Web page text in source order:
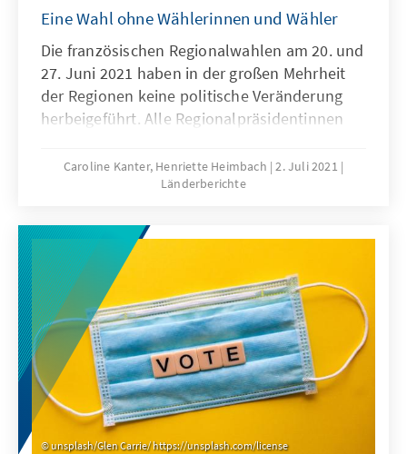
Eine Wahl ohne Wählerinnen und Wähler
Die französischen Regionalwahlen am 20. und
27. Juni 2021 haben in der großen Mehrheit
der Regionen keine politische Veränderung
herbeigeführt. Alle Regionalpräsidentinnen
im Amt bestätigt. Klarer Sieger der Wahl ist
das bürgerlich-konservative Lager, das
Sozialisten konnten ihre Bastionen
behaupten. Wahlverlierer sind die
Regierungspartei La République en Marche
und der rechtspopulistische Rassemblement
National. Die Wahlen erfuhren ein sehr
geringes Interesse in der französischen
Bevölkerung. Nur 35 Prozent der
Französinnen und Franzosen haben beim
zweiten Wahlgang ihre Stimme abgegeben –
ein neuer Negativrekord.
Caroline Kanter, Henriette Heimbach 2. Juli 2021
Länderberichte
unsplash/Glen Carrie/ https://unsplash.com/license